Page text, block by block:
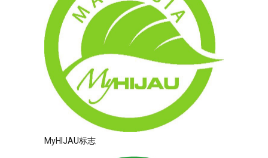
MyHIJAU标志